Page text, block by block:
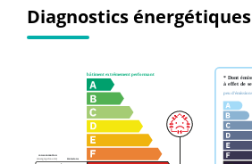
Diagnostics énergétiques